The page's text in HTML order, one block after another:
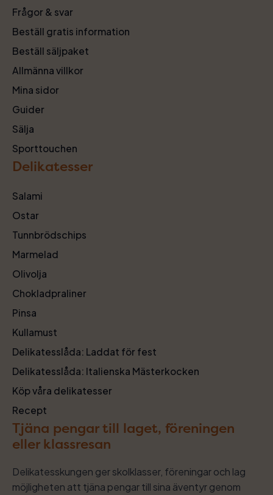
Frågor & svar
Beställ gratis information
Beställ säljpaket
Allmänna villkor
Mina sidor
Guider
Sälja
Sporttouchen
Delikatesser
Salami
Ostar
Tunnbrödschips
Marmelad
Olivolja
Chokladpraliner
Pinsa
Kullamust
Delikatesslåda: Laddat för fest
Delikatesslåda: Italienska Mästerkocken
Köp våra delikatesser
Recept
Tjäna pengar till laget, föreningen
eller klassresan
Delikatesskungen ger skolklasser, föreningar och lag
möjligheten att tjäna pengar till sina äventyr genom